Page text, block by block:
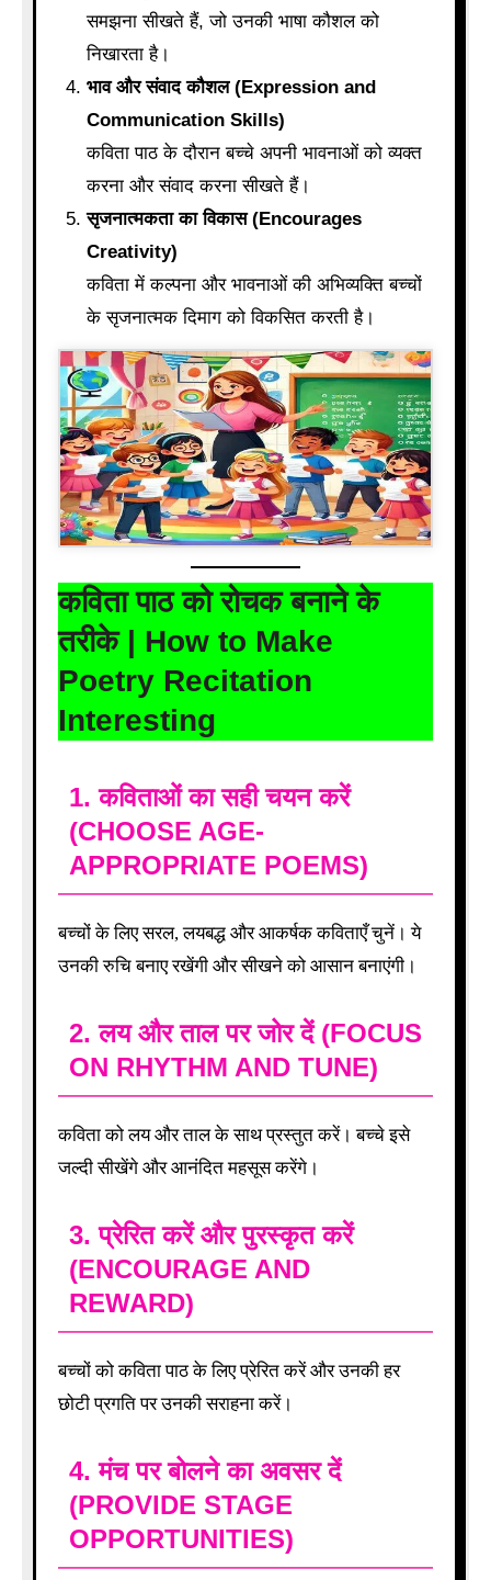
समझना सीखते हैं, जो उनकी भाषा कौशल को
निखारता है।
भाव और संवाद कौशल (Expression and
Communication Skills)
कविता पाठ के दौरान बच्चे अपनी भावनाओं को व्यक्त
करना और संवाद करना सीखते हैं।
सृजनात्मकता का विकास (Encourages
Creativity)
कविता में कल्पना और भावनाओं की अभिव्यक्ति बच्चों
के सृजनात्मक दिमाग को विकसित करती है।
कविता पाठ को रोचक बनाने के
तरीके | How to Make
Poetry Recitation
Interesting
1.कविताओं का सही चयन करें
(CHOOSE AGE-
APPROPRIATE POEMS)
बच्चों के लिए सरल, लयबद्ध और आकर्षक कविताएँ चुनें। ये
उनकी रुचि बनाए रखेंगी और सीखने को आसान बनाएंगी।
2.लय और ताल पर जोर दें (FOCUS
ON RHYTHM AND TUNE)
कविता को लय और ताल के साथ प्रस्तुत करें। बच्चे इसे
जल्दी सीखेंगे और आनंदित महसूस करेंगे।
3.प्रेरित करें और पुरस्कृत करें
(ENCOURAGE AND
REWARD)
बच्चों को कविता पाठ के लिए प्रेरित करें और उनकी हर
छोटी प्रगति पर उनकी सराहना करें।
4.मंच पर बोलने का अवसर दें
(PROVIDE STAGE
OPPORTUNITIES)